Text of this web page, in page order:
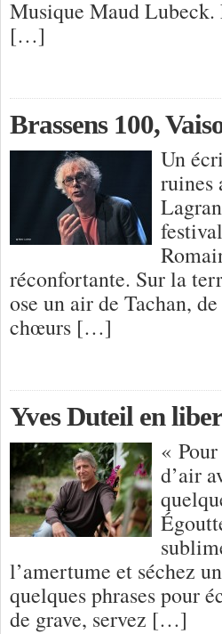
Musique Maud
[…]
Brassens 100,
Un
ruines
réconfortante. Sur la
ose un air de Tachan,
chœurs […]
Yves Duteil en
«
d’air
l’amertume et séchez
quelques phrases pour
de grave, servez […]